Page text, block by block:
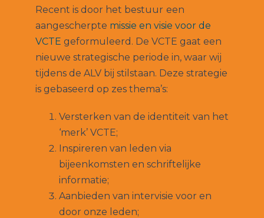
Recent is door het bestuur een
aangescherpte missie en visie voor de
VCTE geformuleerd. De VCTE gaat een
nieuwe strategische periode in, waar wij
tijdens de ALV bij stilstaan. Deze strategie
is gebaseerd op zes thema’s:
Versterken van de identiteit van het
‘merk’ VCTE;
Inspireren van leden via
bijeenkomsten en schriftelijke
informatie;
Aanbieden van intervisie voor en
door onze leden;